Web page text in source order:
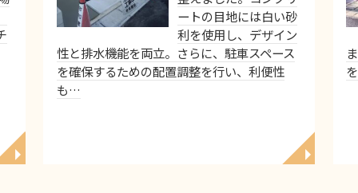
◥
ートの目地には白い砂
利を使用し、デザイン
性と排水機能を両立。さらに、駐車スペース
を確保するための配置調整を行い、利便性
も…
◥